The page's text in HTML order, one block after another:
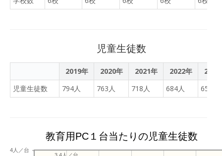
環境整備についてお伝えし
児童生徒数
2019年 2020年 2021年 2022年
2023
児童生徒数
794人 763人 718人 684人 658人
教育用PC１台当たりの児童生徒数
4人／台